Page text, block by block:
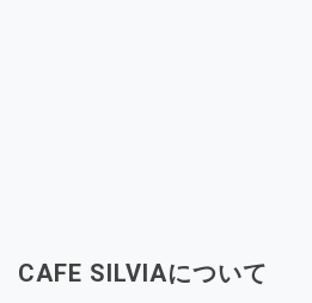
CAFE SILVIAについて